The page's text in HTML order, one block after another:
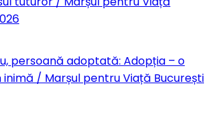
persoană adoptată: Adopția – o
inimă / Marșul pentru Viață București